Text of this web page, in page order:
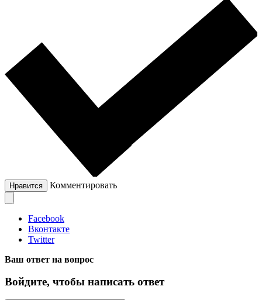
Нравится Комментировать
Facebook
Вконтакте
Twitter
Ваш ответ на вопрос
Войдите, чтобы написать ответ